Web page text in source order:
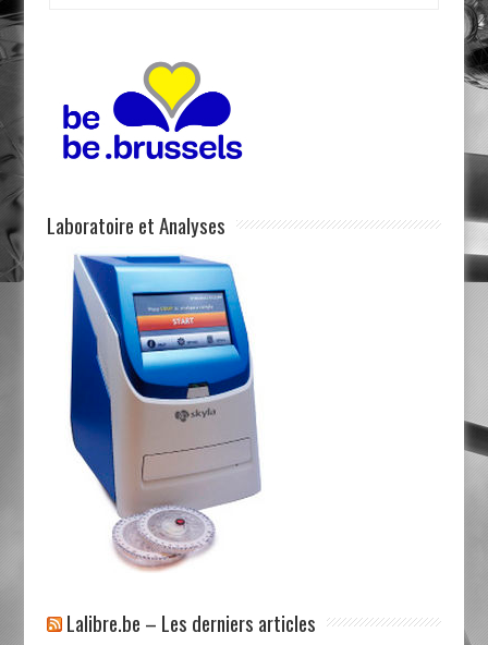
Laboratoire et Analyses
Lalibre.be – Les derniers articles